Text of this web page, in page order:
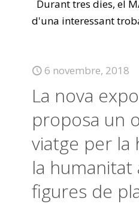
Durant tres dies, el
d'una interessant
6 novembre, 2018
La nova
proposa un
viatge per la
la humanitat
figures de